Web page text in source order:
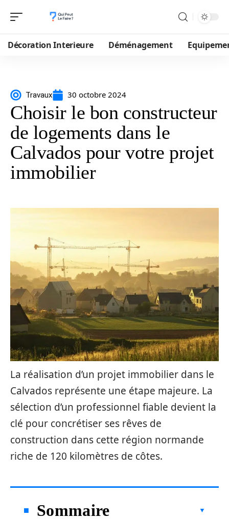
Décoration Interieure Déménagement
Travaux 30 octobre 2024
Choisir le bon constructeur
de logements dans le
Calvados pour votre projet
immobilier
La réalisation d’un projet immobilier dans le
Calvados représente une étape majeure. La
sélection d’un professionnel fiable devient la
clé pour concrétiser ses rêves de
construction dans cette région normande
riche de 120 kilomètres de côtes.
Sommaire